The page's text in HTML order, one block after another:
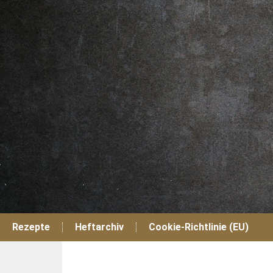
Zum
Inhalt
Rezepte Heftarchiv Cookie-Richtlinie (EU)